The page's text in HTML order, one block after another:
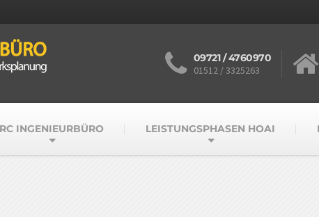
09721 / 4760970
01512 / 3325263
RC INGENIEURBÜRO LEISTUNGSPHASEN HOAI